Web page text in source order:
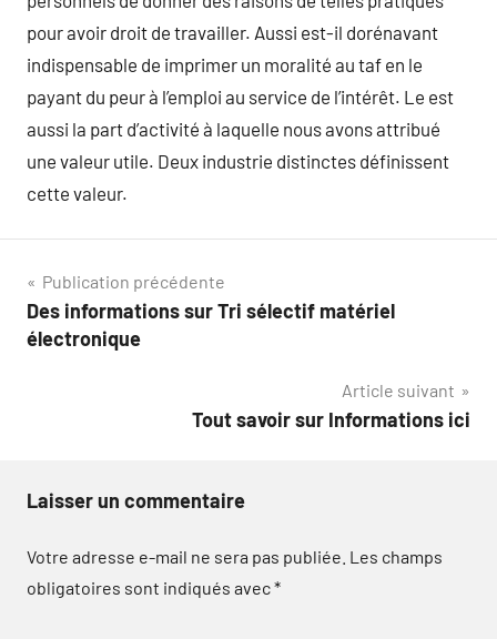
pour avoir droit de travailler. Aussi est-il dorénavant
indispensable de imprimer un moralité au taf en le
payant du peur à l’emploi au service de l’intérêt. Le est
aussi la part d’activité à laquelle nous avons attribué
une valeur utile. Deux industrie distinctes définissent
cette valeur.
Navigation
de
Publication précédente
Des informations sur Tri sélectif matériel
électronique
Article suivant
Tout savoir sur Informations ici
Laisser un commentaire
Votre adresse e-mail ne sera pas publiée. Les champs
obligatoires sont indiqués avec*